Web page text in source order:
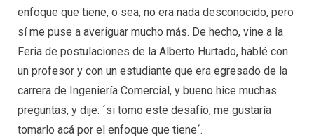
enfoque que tiene, o sea, no era nada desconocido, pero
sí me puse a averiguar mucho más. De hecho, vine a la
Feria de postulaciones de la Alberto Hurtado, hablé con
un profesor y con un estudiante que era egresado de la
carrera de Ingeniería Comercial, y bueno hice muchas
preguntas, y dije: ´si tomo este desafío, me gustaría
tomarlo acá por el enfoque que tiene´.